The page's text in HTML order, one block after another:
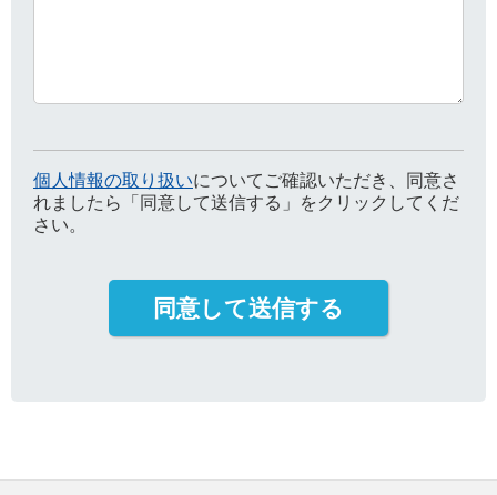
個人情報の取り扱いについてご確認いただき、同意さ
れましたら「同意して送信する」をクリックしてくだ
さい。